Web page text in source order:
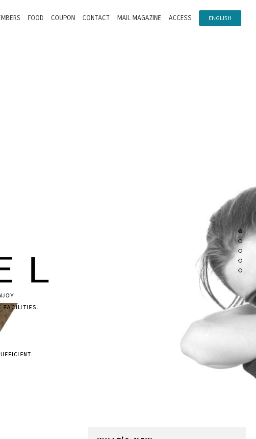
FOOD COUPON CONTACT MAIL MAGAZINE ACCESS ENGLISH
facilities.
る上質な空間
は、都会で生きる大人のためのラグジュアリーな空間。
シュに素晴らしい時間を演出致します。
な人と是非お過ごし下さい。
が織り成す技
理にも力を入れており、一流シェフがレストラン顔負けのお料理を
ます。大切な人との時間がよりいっそう素晴らしいものに!